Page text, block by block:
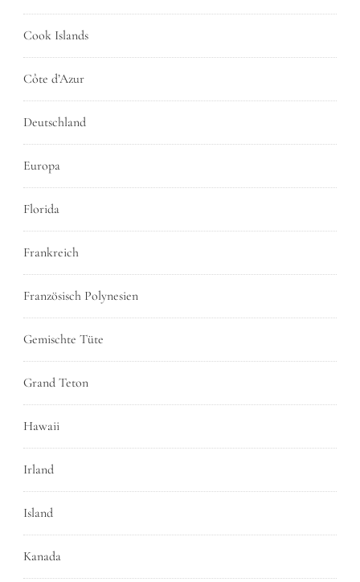
Cook Islands
Côte d’Azur
Deutschland
Europa
Florida
Frankreich
Französisch Polynesien
Gemischte Tüte
Grand Teton
Hawaii
Irland
Island
Kanada